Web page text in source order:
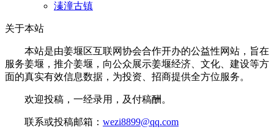
溱潼古镇
关于本站
本站是由姜堰区互联网协会合作开办的公益性网站，旨在
服务姜堰，推介姜堰，向公众展示姜堰经济、文化、建设等方
面的真实有效信息数据，为投资、招商提供全方位服务。
欢迎投稿，一经录用，及付稿酬。
联系或投稿邮箱： wezi8899@qq.com